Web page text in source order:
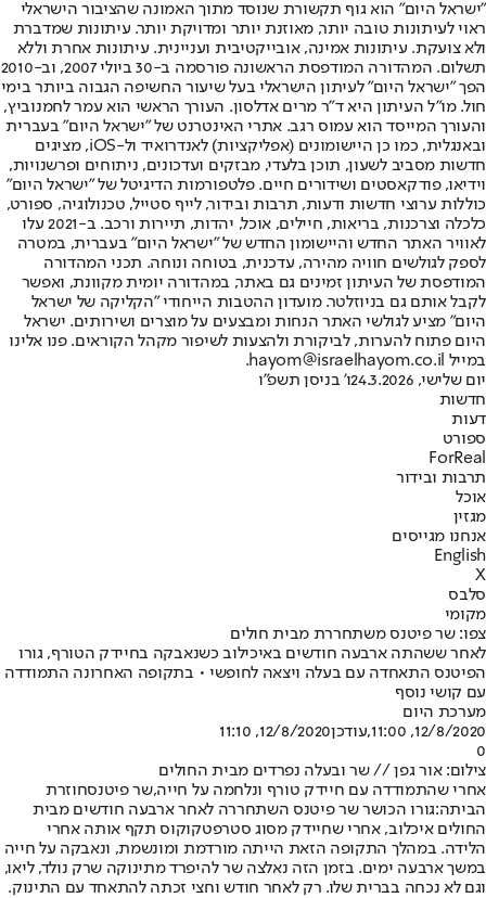
"ישראל היום" הוא גוף תקשורת שנוסד מתוך האמונה שהציבור הישראלי
ראוי לעיתונות טובה יותר, מאוזנת יותר ומדויקת יותר. עיתונות שמדברת
ולא צועקת. עיתונות אמינה, אובייקטיבית ועניינית. עיתונות אחרת וללא
תשלום. המהדורה המודפסת הראשונה פורסמה ב-30 ביולי 2007, וב-2010
הפך "ישראל היום" לעיתון הישראלי בעל שיעור החשיפה הגבוה ביותר בימי
חול. מו"ל העיתון היא ד"ר מרים אדלסון. העורך הראשי הוא עמר לחמנוביץ,
והעורך המייסד הוא עמוס רגב. אתרי האינטרנט של "ישראל היום" בעברית
ובאנגלית, כמו כן היישומונים (אפליקציות) לאנדרואיד ול-iOS, מציגים
חדשות מסביב לשעון, תוכן בלעדי, מבזקים ועדכונים, ניתוחים ופרשנויות,
וידיאו, פודקאסטים ושידורים חיים. פלטפורמות הדיגיטל של "ישראל היום"
כוללות ערוצי חדשות ודעות, תרבות ובידור, לייף סטייל, טכנולוגיה, ספורט,
כלכלה וצרכנות, בריאות, חיילים, אוכל, יהדות, תיירות ורכב. ב-2021 עלו
לאוויר האתר החדש והיישומון החדש של "ישראל היום" בעברית, במטרה
לספק לגולשים חוויה מהירה, עדכנית, בטוחה ונוחה. תכני המהדורה
המודפסת של העיתון זמינים גם באתר, במהדורה יומית מקוונת, ואפשר
לקבל אותם גם בניוזלטר. מועדון ההטבות הייחודי "הקליקה של ישראל
היום" מציע לגולשי האתר הנחות ומבצעים על מוצרים ושירותים. ישראל
היום פתוח להערות, לביקורת ולהצעות לשיפור מקהל הקוראים. פנו אלינו
במייל hayom@israelhayom.co.il.
יום שלישי, 24.3.2026
ו' בניסן תשפ"ו
חדשות
דעות
ספורט
ForReal
תרבות ובידור
אוכל
מגזין
אנחנו מגייסים
English
X
סלבס
מקומי
צפו: שר פיטנס משתחררת מבית חולים
לאחר ששהתה ארבעה חודשים באיכילוב כשנאבקה בחיידק הטורף, גורו
הפיטנס התאחדה עם בעלה ויצאה לחופשי • בתקופה האחרונה התמודדה
עם קושי נוסף
מערכת היום
12/8/2020, 11:00
,עודכן12/8/2020, 11:10
0
צילום: אור גפן // שר ובעלה נפרדים מבית החולים
אחרי שהתמודדה עם חיידק טורף ונלחמה על חייה,שר פיטנסחוזרת
הביתה:גורו הכושר שר פיטנס השתחררה לאחר ארבעה חודשים מבית
החולים איכלוב, אחרי שחיידק מסוג סטרפטקוקוס תקף אותה אחרי
הלידה. במהלך התקופה הזאת הייתה מורדמת ומונשמת, ונאבקה על חייה
במשך ארבעה ימים. בזמן הזה נאלצה שר להיפרד מתינוקה שרק נולד, ליאו,
וגם לא נכחה בברית שלו. רק לאחר חודש וחצי זכתה להתאחד עם התינוק.